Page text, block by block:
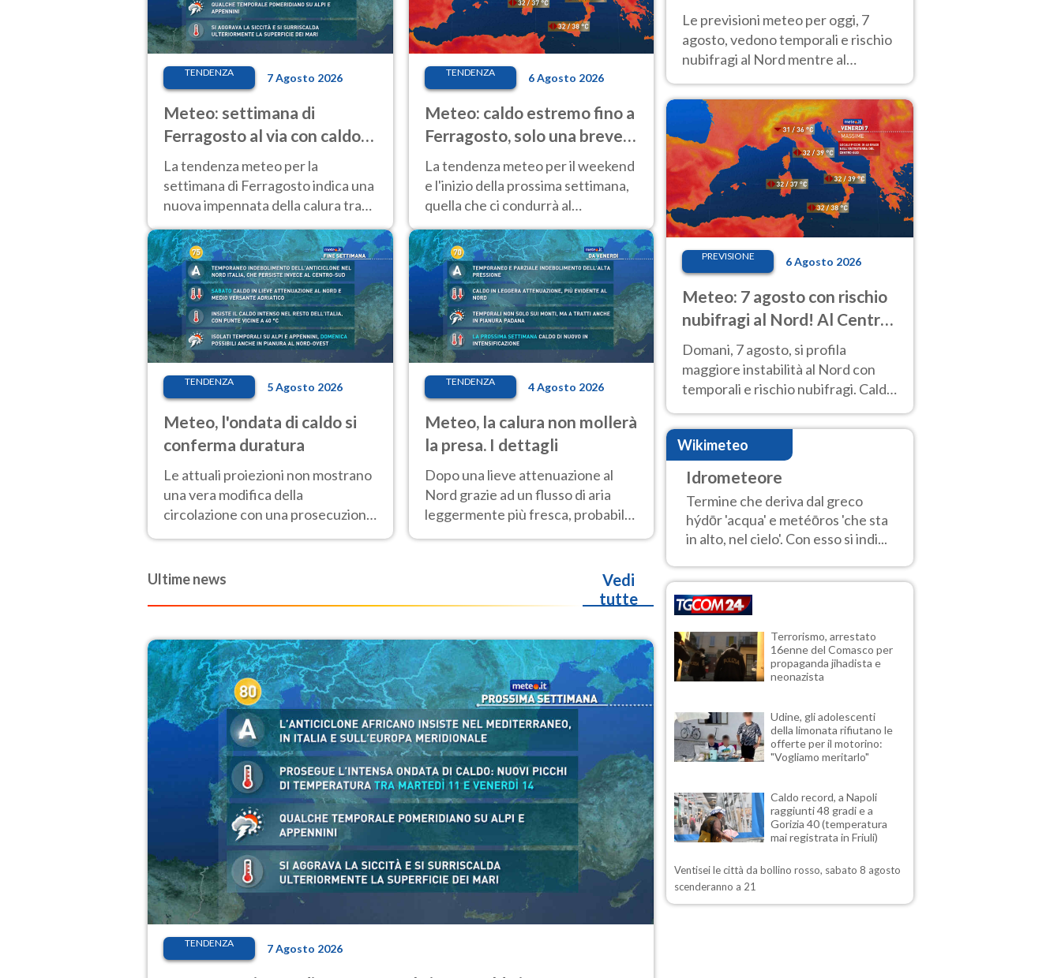
TENDENZA 7 Agosto 2026
Meteo: settimana di
Ferragosto al via con caldo
intenso e qualche
temporale
La tendenza meteo per la
settimana di Ferragosto indica una
nuova impennata della calura tra
11 e 14 agosto, con nuovi rialzi
anche al Nord.
TENDENZA 6 Agosto 2026
Meteo: caldo estremo fino a
Ferragosto, solo una breve
pausa. Ecco dove
La tendenza meteo per il weekend
e l'inizio della prossima settimana,
quella che ci condurrà al
Ferragosto, vede ancora
temperature molto elevate
TENDENZA 5 Agosto 2026
Meteo, l'ondata di caldo si
conferma duratura
Le attuali proiezioni non mostrano
una vera modifica della
circolazione con una prosecuzione
Ferragosto
TENDENZA 4 Agosto 2026
Meteo, la calura non mollerà
la presa. I dettagli
Dopo una lieve attenuazione al
Nord grazie ad un flusso di aria
leggermente più fresca, probabile
Ultime news
Vedi
tutte
TENDENZA 7 Agosto 2026
fino a Ferragosto
Le previsioni meteo per oggi, 7
agosto, vedono temporali e rischio
nubifragi al Nord mentre al
molto intenso.
PREVISIONE 6 Agosto 2026
Meteo: 7 agosto con rischio
nubifragi al Nord! Al Centro-
Sud caldo estremo
Domani, 7 agosto, si profila
maggiore instabilità al Nord con
temporali e rischio nubifragi. Caldo
sempre estremo al Centro-Sud. Le
previsioni.
Wikimeteo
Idrometeore
Termine che deriva dal greco
hýdōr 'acqua' e metéōros 'che sta
in alto, nel cielo'. Con esso si indi...
Terrorismo, arrestato
16enne del Comasco per
propaganda jihadista e
neonazista
Udine, gli adolescenti
della limonata rifiutano le
offerte per il motorino:
"Vogliamo meritarlo"
Caldo record, a Napoli
raggiunti 48 gradi e a
Gorizia 40 (temperatura
mai registrata in Friuli)
Ventisei le città da bollino rosso, sabato 8 agosto
scenderanno a 21